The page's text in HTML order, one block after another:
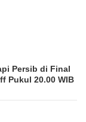
Persib di Final
Pukul 20.00 WIB